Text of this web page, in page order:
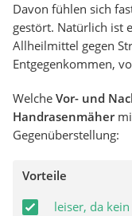
Davon fühlen sich
gestört. Natürlich ist
Allheilmittel gegen
Entgegenkommen,
Welche Vor- und
Handrasenmäher
Gegenüberstellung:
Vorteile
leiser, da